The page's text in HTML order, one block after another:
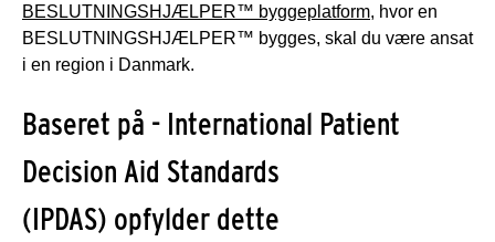
BESLUTNINGSHJÆLPER™ byggeplatform, hvor en
BESLUTNINGSHJÆLPER™ bygges, skal du være ansat
i en region i Danmark.
Baseret på - International Patient
Decision Aid Standards
(IPDAS) opfylder dette